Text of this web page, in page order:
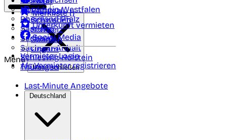
Nordrhein-Westfalen
Rheinland Pfalz
Saarland
Sachsen
Sachsen-Anhalt
Schleswig-Holstein
Thüringen
Portugal
Schweden
Schweiz
Spanien
Ungarn
Merkliste ()
Unterkunft vermieten
Social Media
Vermieter-Login
Als Vermieter registrieren
Menü
Menü schließen
Last-Minute Angebote
Deutschland